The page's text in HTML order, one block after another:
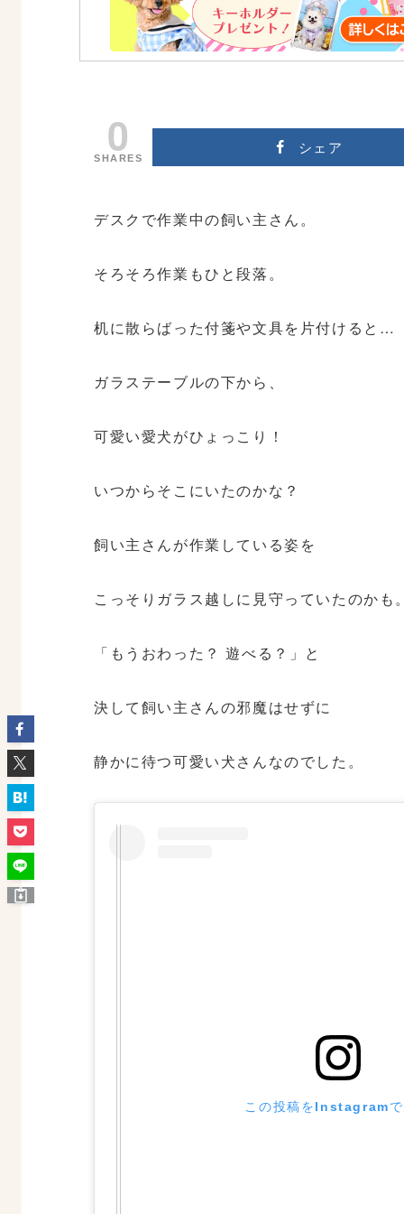
0
SHARES
シェア
デスクで作業中の飼い主さん。
そろそろ作業もひと段落。
机に散らばった付箋や文具を片付けると…
ガラステーブルの下から、
可愛い愛犬がひょっこり！
いつからそこにいたのかな？
飼い主さんが作業している姿を
こっそりガラス越しに見守っていたのかも
「もうおわった？ 遊べる？」と
決して飼い主さんの邪魔はせずに
静かに待つ可愛い犬さんなのでした。
この投稿をInstagram